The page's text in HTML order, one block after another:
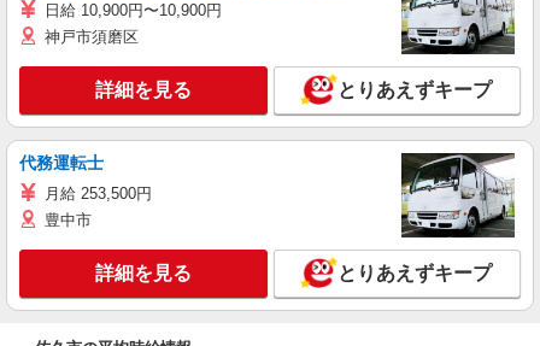
日給 10,900円〜10,900円
神戸市須磨区
詳細を見る とりあえずキープ
代務運転士
月給 253,500円
豊中市
詳細を見る とりあえずキープ